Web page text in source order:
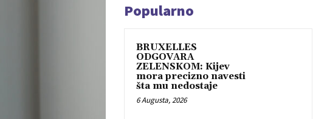
Popularno
BRUXELLES
ODGOVARA
ZELENSKOM: Kijev
mora precizno navesti
šta mu nedostaje
6 Augusta, 2026